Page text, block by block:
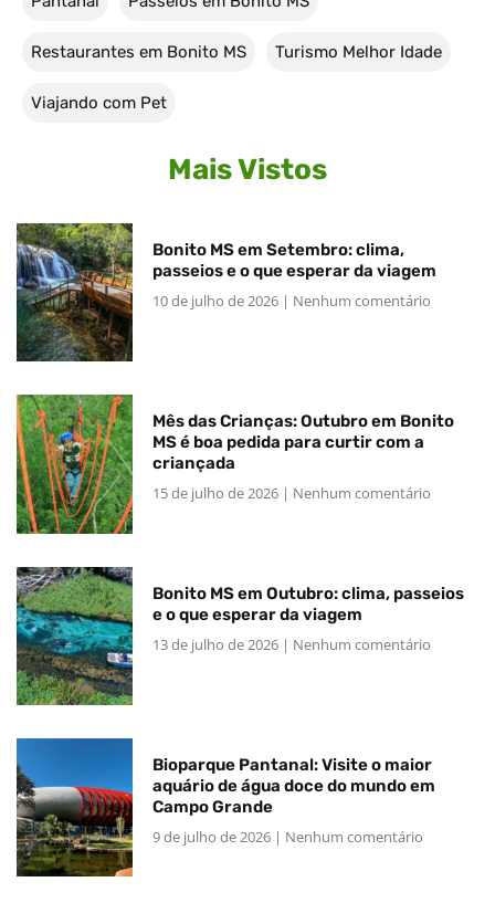
Restaurantes em Bonito MS Turismo Melhor Idade
Viajando com Pet
Mais Vistos
Bonito MS em Setembro: clima,
passeios e o que esperar da viagem
10 de julho de 2026
Nenhum comentário
Mês das Crianças: Outubro em Bonito
MS é boa pedida para curtir com a
criançada
15 de julho de 2026
Nenhum comentário
Bonito MS em Outubro: clima, passeios
e o que esperar da viagem
13 de julho de 2026
Nenhum comentário
Bioparque Pantanal: Visite o maior
aquário de água doce do mundo em
Campo Grande
9 de julho de 2026
Nenhum comentário